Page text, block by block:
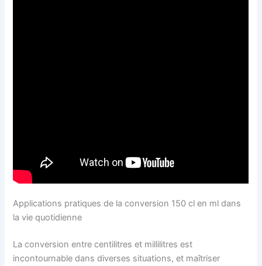
Applications pratiques de la conversion 150 cl en ml dans
la vie quotidienne
La conversion entre centilitres et millilitres est
incontournable dans diverses situations, et maîtriser